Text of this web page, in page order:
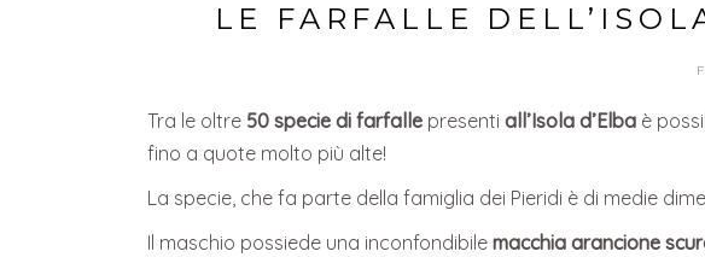
LE FARFALLE
Tra le oltre 50 specie di farfalle presenti all’Isola d’Elba è
fino a quote molto più alte!
La specie, che fa parte della famiglia dei Pieridi è di medie
Il maschio possiede una inconfondibile macchia arancione